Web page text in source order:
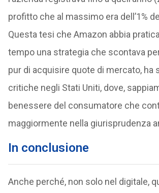
profitto che al massimo era dell’1%
Questa tesi che Amazon abbia
tempo una strategia che scontava
pur di acquisire quote di mercato, ha
critiche negli Stati Uniti, dove,
benessere del consumatore che
maggiormente nella giurisprudenza
In conclusione
Anche perché, non solo nel digitale,